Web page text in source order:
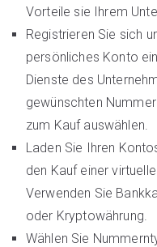
Vorteile sie Ihrem
Registrieren Sie sich
persönliches Konto
Dienste des
gewünschten
zum Kauf auswählen.
Laden Sie Ihren
den Kauf einer
Verwenden Sie
oder Kryptowährung.
Wählen Sie